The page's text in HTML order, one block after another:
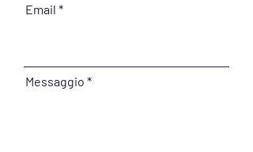
Email
Messaggio